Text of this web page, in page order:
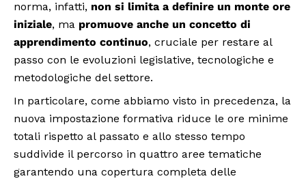
norma, infatti, non si limita a definire un monte ore
iniziale, ma promuove anche un concetto di
apprendimento continuo, cruciale per restare al
passo con le evoluzioni legislative, tecnologiche e
metodologiche del settore.
In particolare, come abbiamo visto in precedenza, la
nuova impostazione formativa riduce le ore minime
totali rispetto al passato e allo stesso tempo
suddivide il percorso in quattro aree tematiche
garantendo una copertura completa delle